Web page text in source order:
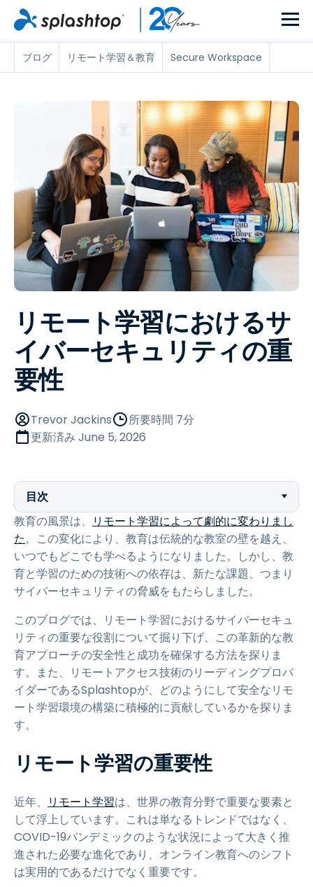
ブログ リモート学習＆教育 Secure Workspace
リモート学習におけるサ
イバーセキュリティの重
要性
Trevor Jackins
所要時間 7分
更新済み June 5, 2026
目次
教育の風景は、
リモート学習によって劇的に変わりまし
た。この変化により、教育は伝統的な教室の壁を越え、
いつでもどこでも学べるようになりました。しかし、教
育と学習のための技術への依存は、新たな課題、つまり
サイバーセキュリティの脅威をもたらしました。
このブログでは、リモート学習におけるサイバーセキュ
リティの重要な役割について掘り下げ、この革新的な教
育アプローチの安全性と成功を確保する方法を探りま
す。また、リモートアクセス技術のリーディングプロバ
イダーであるSplashtopが、どのようにして安全なリモ
ート学習環境の構築に積極的に貢献しているかを探りま
す。
リモート学習の重要性
近年、 リモート学習は、世界の教育分野で重要な要素と
して浮上しています。これは単なるトレンドではなく、
COVID-19パンデミックのような状況によって大きく推
進された必要な進化であり、オンライン教育へのシフト
は実用的であるだけでなく重要です。